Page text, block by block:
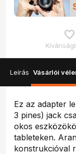
Leírás Vásárlói
Ez az adapter
3 pines) jack
okos
tableteken.
konstrukcióval